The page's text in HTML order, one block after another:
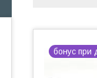
бонус при